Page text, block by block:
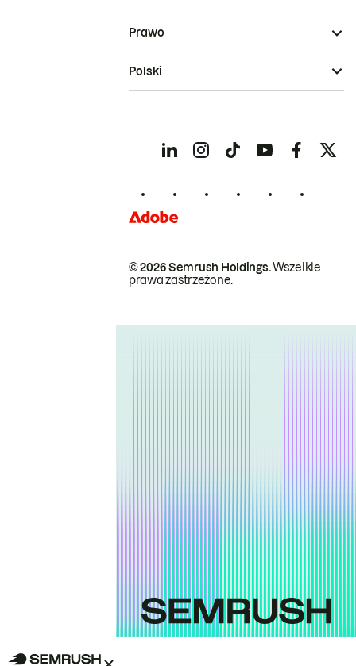
© 2026 Semrush Holdings.Wszelkie
prawa zastrzeżone.
Prawo
Polski